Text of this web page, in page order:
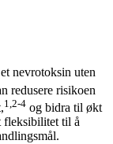
nevrotoksin uten
redusere risikoen
1,2-4 og bidra til økt
fleksibilitet til å